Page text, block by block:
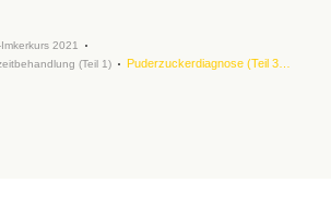
2021
(Teil 1)